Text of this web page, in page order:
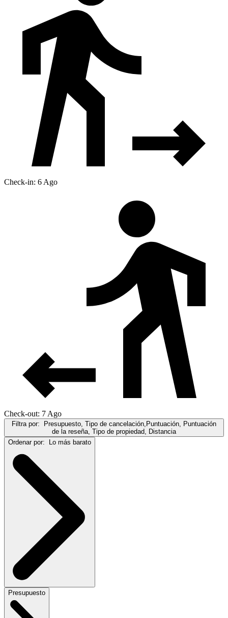
Check-in: 6 Ago
Check-out: 7 Ago
Filtra por: Presupuesto, Tipo de cancelación,Puntuación, Puntuación
de la reseña, Tipo de propiedad, Distancia
Ordenar por: Lo más barato
Presupuesto